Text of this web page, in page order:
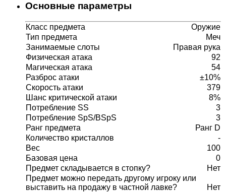
Основные параметры
Класс предмета
Оружие
Тип предмета
Меч
Занимаемые слоты
Правая рука
Физическая атака
92
Магическая атака
54
Разброс атаки
±10%
Скорость атаки
379
Шанс критической атаки
8%
Потребление SS
3
Потребление SpS/BSpS
3
Ранг предмета
Ранг D
Количество кристаллов
-
Вес
100
Базовая цена
0
Предмет складывается в стопку?
Нет
Предмет можно передать другому игроку или
выставить на продажу в частной лавке?
Нет